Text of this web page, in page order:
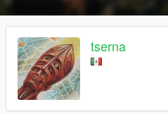
tserna